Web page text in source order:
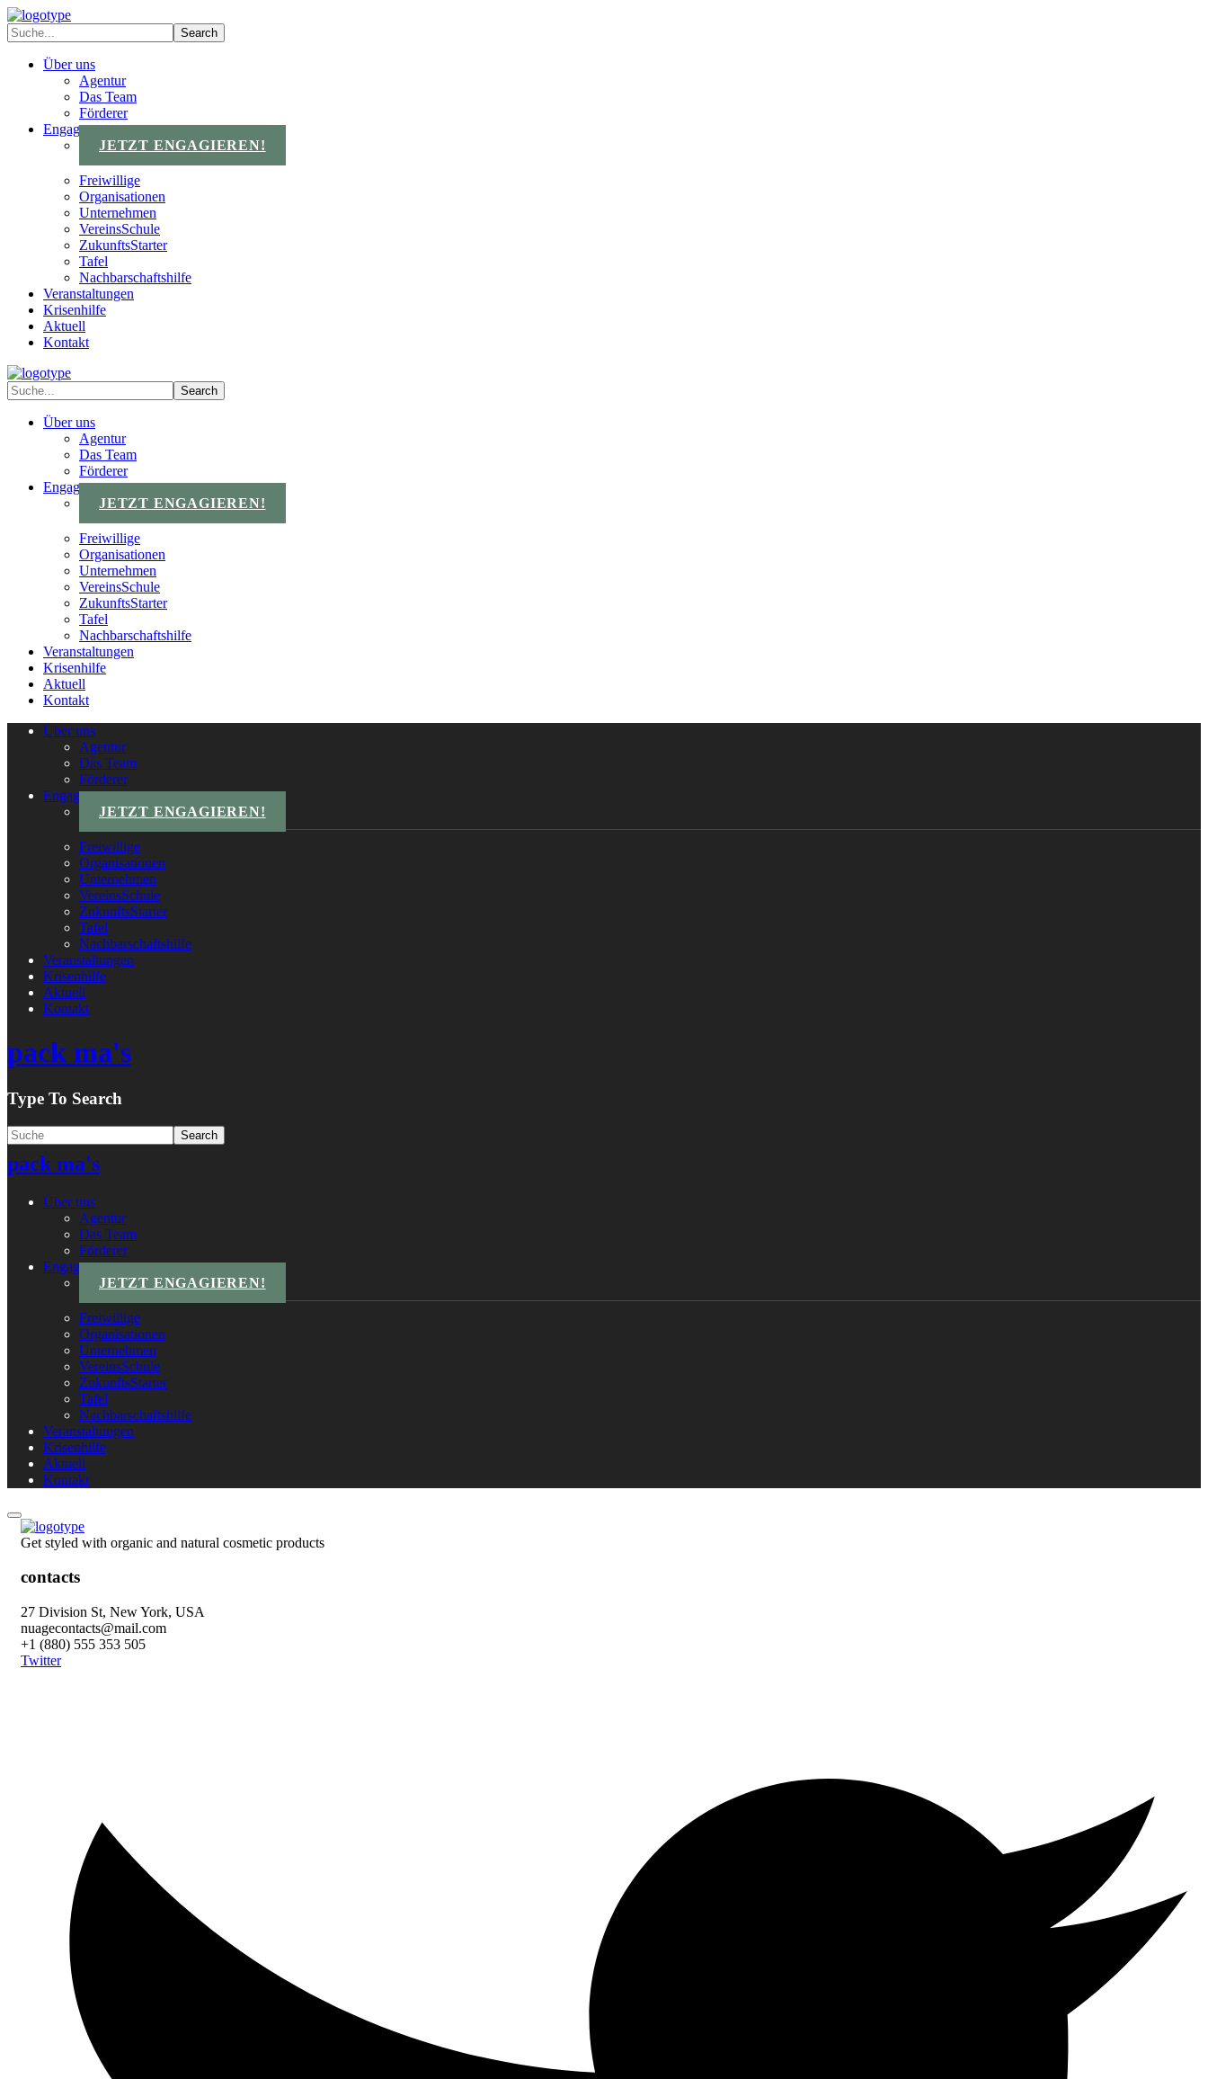
Über uns
Agentur
Das Team
Förderer
Engagements
JETZT ENGAGIEREN!
Freiwillige
Organisationen
Unternehmen
VereinsSchule
ZukunftsStarter
Tafel
Nachbarschaftshilfe
Veranstaltungen
Krisenhilfe
Aktuell
Kontakt
Über uns
Agentur
Das Team
Förderer
Engagements
JETZT ENGAGIEREN!
Freiwillige
Organisationen
Unternehmen
VereinsSchule
ZukunftsStarter
Tafel
Nachbarschaftshilfe
Veranstaltungen
Krisenhilfe
Aktuell
Kontakt
Über uns
Agentur
Das Team
Förderer
Engagements
JETZT ENGAGIEREN!
Freiwillige
Organisationen
Unternehmen
VereinsSchule
ZukunftsStarter
Tafel
Nachbarschaftshilfe
Veranstaltungen
Krisenhilfe
Aktuell
Kontakt
pack ma's
Type To Search
pack ma's
Über uns
Agentur
Das Team
Förderer
Engagements
JETZT ENGAGIEREN!
Freiwillige
Organisationen
Unternehmen
VereinsSchule
ZukunftsStarter
Tafel
Nachbarschaftshilfe
Veranstaltungen
Krisenhilfe
Aktuell
Kontakt
Get styled with organic and natural cosmetic products
contacts
27 Division St, New York, USA
nuagecontacts@mail.com
+1 (880) 555 353 505
Twitter